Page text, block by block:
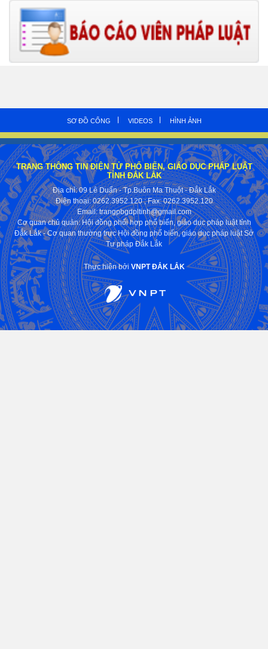
SƠ ĐỒ CỔNG VIDEOS HÌNH ẢNH
TRANG THÔNG TIN ĐIỆN TỬ PHỔ BIẾN, GIÁO DỤC PHÁP LUẬT
TỈNH ĐẮK LẮK
Địa chỉ: 09 Lê Duẩn - Tp.Buôn Ma Thuột - Đắk Lắk
Điện thoại: 0262.3952.120; Fax:0262.3952.120
Email: trangpbgdpltinh@gmail.com
Cơ quan chủ quản: Hội đồng phối hợp phổ biến, giáo dục pháp luật tỉnh
Đắk Lắk - Cơ quan thường trực Hội đồng phổ biến, giáo dục pháp luật Sở
Tư pháp Đắk Lắk
Thực hiện bởi VNPT ĐẮK LẮK